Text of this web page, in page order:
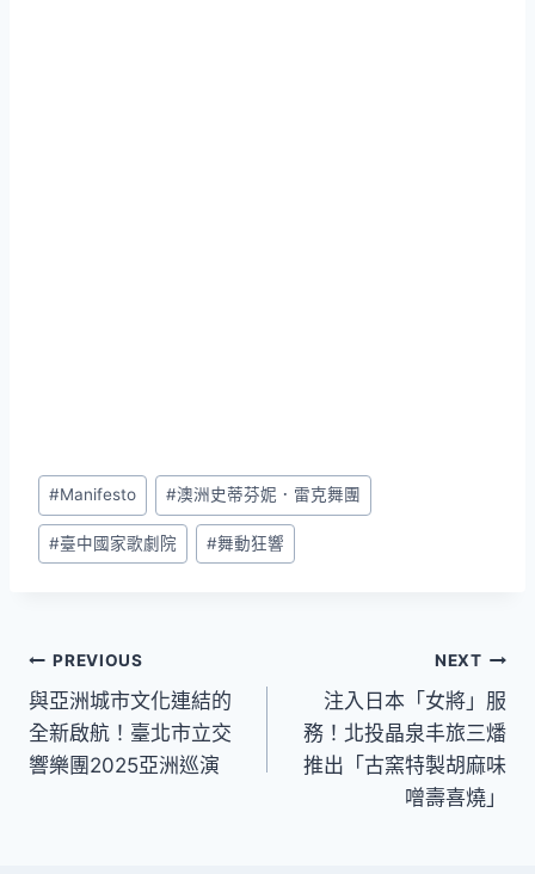
Post
Tags:
#Manifesto #澳洲史蒂芬妮．雷克舞團
#臺中國家歌劇院 #舞動狂響
文
章
導
PREVIOUS
與亞洲城市文化連結的
全新啟航！臺北市立交
響樂團2025亞洲巡演
NEXT
注入日本「女將」服
務！北投晶泉丰旅三燔
推出「古窯特製胡麻味
噌壽喜燒」